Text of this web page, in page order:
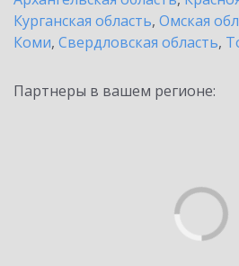
Курганская область, Омская
Коми, Свердловская область,
Партнеры в вашем регионе: